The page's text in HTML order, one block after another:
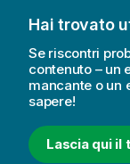
Hai trovato
Se riscontri
contenuto – un
mancante o un
sapere!
Lascia qui il